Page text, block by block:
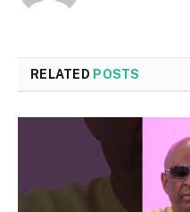
RELATED POSTS